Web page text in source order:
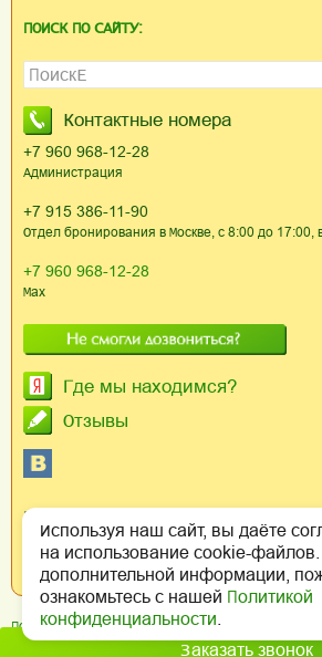
Заказать звонок
ПОИСК ПО САЙТУ:
Найти:
Контактные номера
+7 960 968-12-28
Администрация
+7 915 386-11-90
Отдел бронирования в Москве, с 8:00 до 17:00,
+7 960 968-12-28
Max
Где мы находимся?
Отзывы
Информация об объекте
Номер реестровой записи Федеральной
по аккредитации: С042026023518
Политика обработки персональных данных
Используя наш сайт, вы даёте
на использование cookie-
дополнительной информации,
ознакомьтесь с нашей Политикой
конфиденциальности